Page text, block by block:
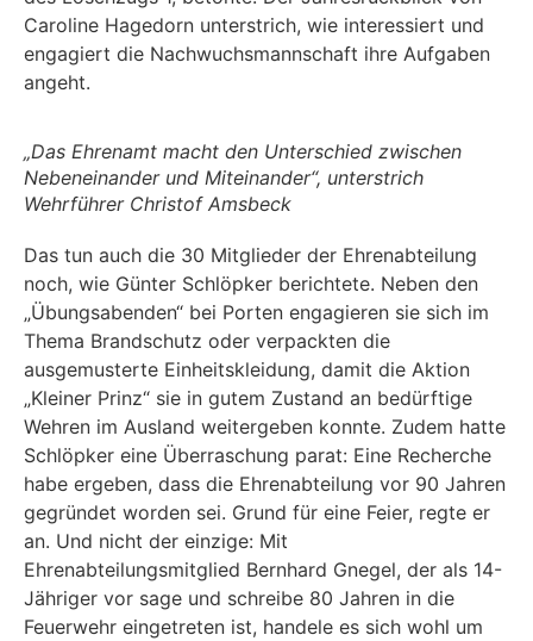
Caroline Hagedorn unterstrich, wie interessiert und
engagiert die Nachwuchsmannschaft ihre Aufgaben
angeht.
„Das Ehrenamt macht den Unterschied zwischen
Nebeneinander und Miteinander“, unterstrich
Wehrführer Christof Amsbeck
Das tun auch die 30 Mitglieder der Ehrenabteilung
noch, wie Günter Schlöpker berichtete. Neben den
„Übungsabenden“ bei Porten engagieren sie sich im
Thema Brandschutz oder verpackten die
ausgemusterte Einheitskleidung, damit die Aktion
„Kleiner Prinz“ sie in gutem Zustand an bedürftige
Wehren im Ausland weitergeben konnte. Zudem hatte
Schlöpker eine Überraschung parat: Eine Recherche
habe ergeben, dass die Ehrenabteilung vor 90 Jahren
gegründet worden sei. Grund für eine Feier, regte er
an. Und nicht der einzige: Mit
Ehrenabteilungsmitglied Bernhard Gnegel, der als 14-
Jähriger vor sage und schreibe 80 Jahren in die
Feuerwehr eingetreten ist, handele es sich wohl um